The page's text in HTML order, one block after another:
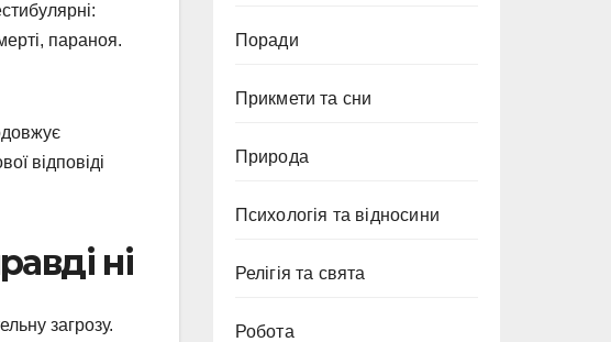
параноя.
відповіді
ні
загрозу.
Поради
Прикмети та сни
Природа
Психологія та відносини
Релігія та свята
Робота